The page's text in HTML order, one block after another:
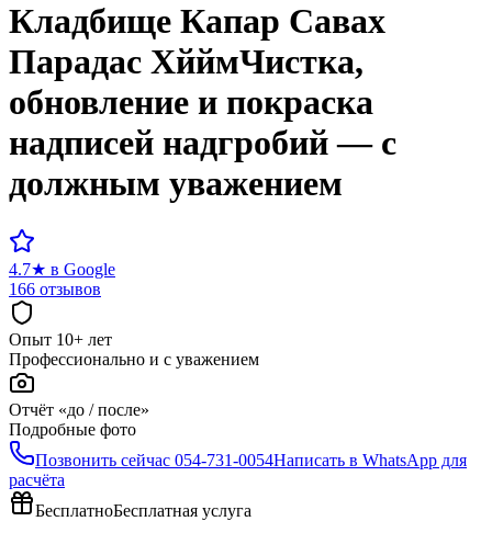
Кладбище Капар Савах
Парадас ХйймЧистка,
обновление и покраска
надписей надгробий — с
должным уважением
4.7★ в Google
166 отзывов
Опыт 10+ лет
Профессионально и с уважением
Отчёт «до / после»
Подробные фото
Позвонить сейчас 054-731-0054Написать в WhatsApp для
расчёта
БесплатноБесплатная услуга